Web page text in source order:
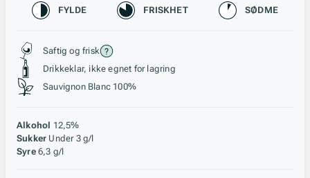
Karakteristikk
FYLDE FRISKHET SØDME
Stil, lagring og råstoff
Saftig og frisk
Drikkeklar, ikke egnet for lagring
Sauvignon Blanc 100%
Alkohol 12,5%
Sukker Under 3 g/l
Syre 6,3 g/l